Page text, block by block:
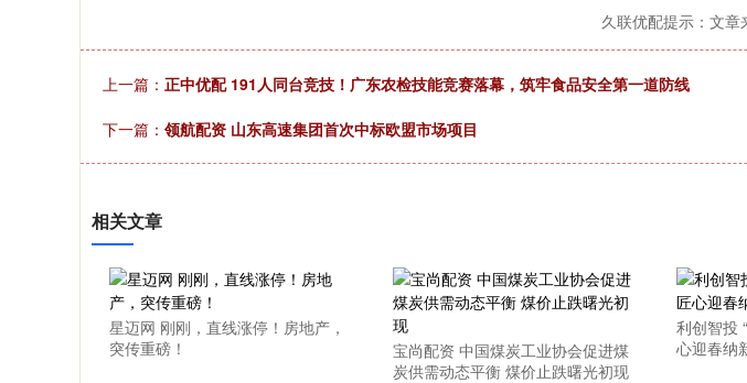
久联优配提示：文章
上一篇： 正中优配 191人同台竞技！广东农检技能竞赛落幕，筑牢食品安全第一道防线
下一篇： 领航配资 山东高速集团首次中标欧盟市场项目
相关文章
星迈网 刚刚，直线涨停！房地产，
突传重磅！
宝尚配资 中国煤炭工业协会促进煤
炭供需动态平衡 煤价止跌曙光初现
利创智投
心迎春纳